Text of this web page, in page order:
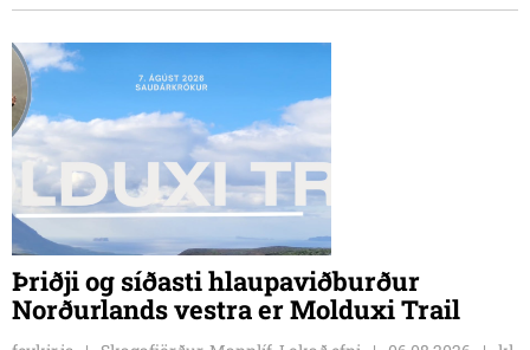
Dagbjörtu Sísí Einarsdóttur, sem er nýkrýndur klúbbmeistari
Þriðji og síðasti hlaupaviðburður
Norðurlands vestra er Molduxi Trail